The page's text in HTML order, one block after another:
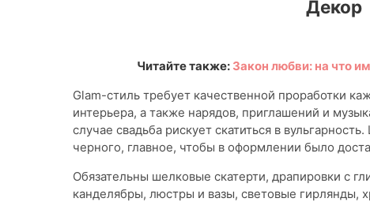
Декор
Читайте также: Закон любви: на что
Glam-стиль требует качественной проработки
интерьера, а также нарядов, приглашений и
случае свадьба рискует скатиться в
черного, главное, чтобы в оформлении было
Обязательны шелковые скатерти, драпировки с
канделябры, люстры и вазы, световые гирлянды,